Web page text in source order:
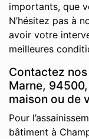
importants, que
N’hésitez pas à
avoir votre
meilleures
Contactez
Marne,
maison ou de
Pour
bâtiment à